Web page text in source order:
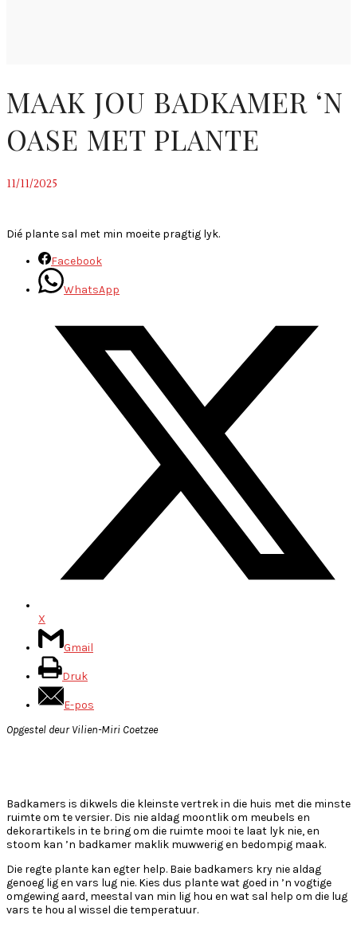
MAAK JOU BADKAMER ‘N
OASE MET PLANTE
11/11/2025
Dié plante sal met min moeite pragtig lyk.
Facebook
WhatsApp
X
Gmail
Druk
E-pos
Opgestel deur Vilien-Miri Coetzee
Badkamers is dikwels die kleinste vertrek in die huis met die minste
ruimte om te versier. Dis nie aldag moontlik om meubels en
dekorartikels in te bring om die ruimte mooi te laat lyk nie, en
stoom kan ’n badkamer maklik muwwerig en bedompig maak.
Die regte plante kan egter help. Baie badkamers kry nie aldag
genoeg lig en vars lug nie. Kies dus plante wat goed in ’n vogtige
omgewing aard, meestal van min lig hou en wat sal help om die lug
vars te hou al wissel die temperatuur.